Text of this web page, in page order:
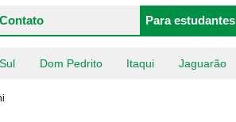
Contato Para estudantes
Dom Pedrito Itaqui Jaguarão